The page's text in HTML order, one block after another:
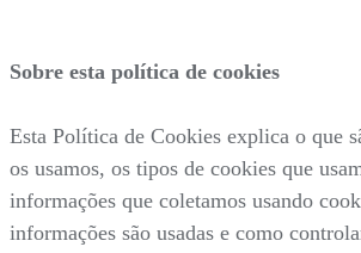
Sobre esta política de cookies
Esta Política de Cookies explica o que
os usamos, os tipos de cookies que
informações que coletamos usando
informações são usadas e como